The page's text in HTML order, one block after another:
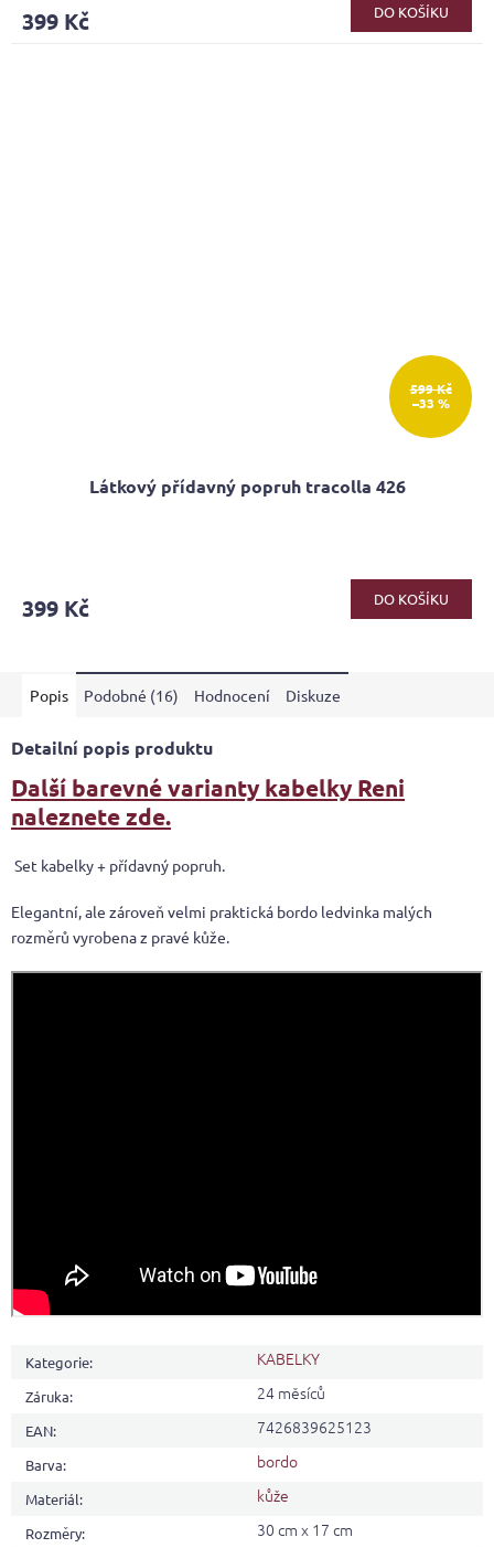
je
399 Kč DO KOŠÍKU
599 Kč
–33 %
Látkový přídavný popruh tracolla 426
399 Kč DO KOŠÍKU
Popis Podobné (16) Hodnocení Diskuze
Detailní popis produktu
Další barevné varianty kabelky Reni
naleznete zde.
Set kabelky + přídavný popruh.
Elegantní, ale zároveň velmi praktická bordo ledvinka malých
rozměrů vyrobena z pravé kůže.
Kategorie: KABELKY
Záruka: 24 měsíců
EAN: 7426839625123
Barva: bordo
Materiál: kůže
Rozměry: 30 cm x 17 cm